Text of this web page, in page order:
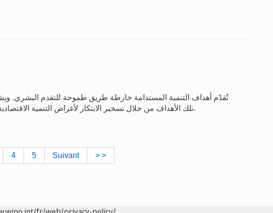
تُقدّم أهداف التنمية المستدامة خارطة طريق طموحة للتقدم البشري.
تلك الأهداف من خلال تسخير الابتكار لأغراض التنمية الاقتصادية والاجتماعية والثقافية في كل البلدان.
4 5 Suivant > >